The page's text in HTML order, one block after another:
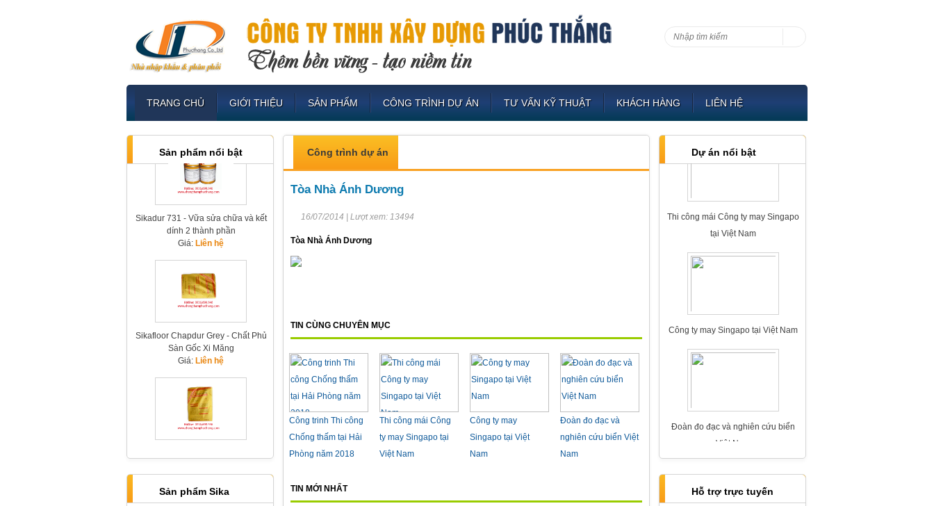
TRANG CHỦ GIỚI THIỆU SẢN PHẨM CÔNG TRÌNH DỰ ÁN TƯ VẤN KỸ THUẬT KHÁCH HÀNG LIÊN HỆ
Sản phẩm nổi bật
Sikament R7 - Phụ gia hỗ trợ tháo
ván khuôn 7 ngày
dính 2 thành phần
Giá:Liên hệ
Sàn Gốc Xi Măng
Giá:Liên hệ
Tăng Cứng Sàn Bê Tông Có Màu
Sản phẩm Sika
Công trình dự án
Tòa Nhà Ánh Dương
16/07/2014 | Lượt xem: 13494
Tòa Nhà Ánh Dương
TIN CÙNG CHUYÊN MỤC
Công trinh Thi công
Chống thấm tại Hải
Phòng năm 2018
Thi công mái Công
ty may Singapo tại
Việt Nam
Công ty may
Singapo tại Việt
Nam
Đoàn đo đạc và
nghiên cứu biển Việt
Nam
TIN MỚI NHẤT
Dự án nổi bật
Công trinh Thi công Chống thấm tại
Hải Phòng năm 2018
Hỗ trợ trực tuyến